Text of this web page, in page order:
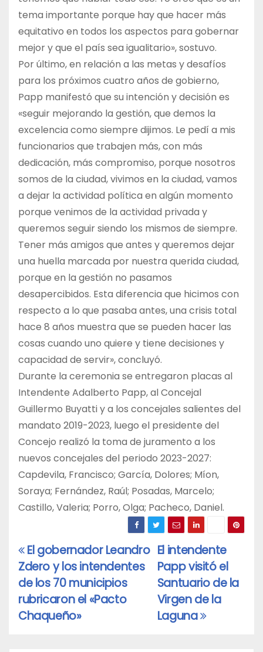
tema importante porque hay que hacer más
equitativo en todos los aspectos para gobernar
mejor y que el país sea igualitario», sostuvo.
Por último, en relación a las metas y desafíos
para los próximos cuatro años de gobierno,
Papp manifestó que su intención y decisión es
«seguir mejorando la gestión, que demos la
excelencia como siempre dijimos. Le pedí a mis
funcionarios que trabajen más, con más
dedicación, más compromiso, porque nosotros
somos de la ciudad, vivimos en la ciudad, vamos
a dejar la actividad política en algún momento
porque venimos de la actividad privada y
queremos seguir siendo los mismos de siempre.
Tener más amigos que antes y queremos dejar
una huella marcada por nuestra querida ciudad,
porque en la gestión no pasamos
desapercibidos. Esta diferencia que hicimos con
respecto a lo que pasaba antes, una crisis total
hace 8 años muestra que se pueden hacer las
cosas cuando uno quiere y tiene decisiones y
capacidad de servir», concluyó.
Durante la ceremonia se entregaron placas al
Intendente Adalberto Papp, al Concejal
Guillermo Buyatti y a los concejales salientes del
mandato 2019-2023, luego el presidente del
Concejo realizó la toma de juramento a los
nuevos concejales del periodo 2023-2027:
Capdevila, Francisco; García, Dolores; Míon,
Soraya; Fernández, Raúl; Posadas, Marcelo;
Castillo, Valeria; Porro, Olga; Pacheco, Daniel.
Navegación
de
entradas
El intendente
Papp visitó el
Santuario de la
Virgen de la
Laguna
El gobernador Leandro
Zdero y los intendentes
de los 70 municipios
rubricaron el «Pacto
Chaqueño»